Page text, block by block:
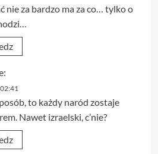
nie za bardzo ma za co… tylko o
to każdy naród zostaje
Nawet izraelski, c’nie?